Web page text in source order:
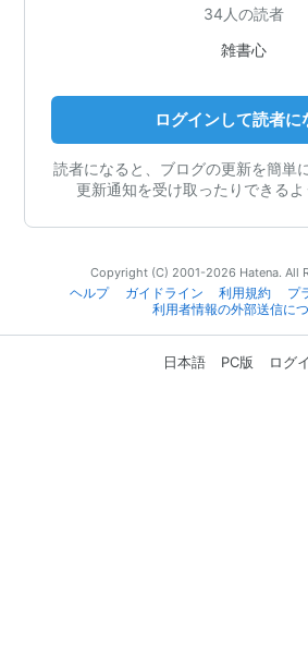
34人の読者
雑書心
ログインして読者に
読者になると、ブログの更新を簡単
更新通知を受け取ったりできるよ
Copyright (C) 2001-2026 Hatena. All
ヘルプ
ガイドライン 利用規約
プ
利用者情報の外部送信に
日本語 PC版 ログ